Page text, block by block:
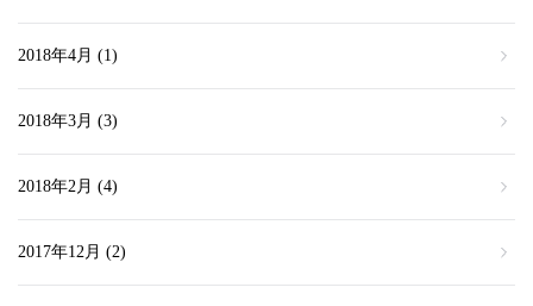
2018年4月 (1)
2018年3月 (3)
2018年2月 (4)
2017年12月 (2)